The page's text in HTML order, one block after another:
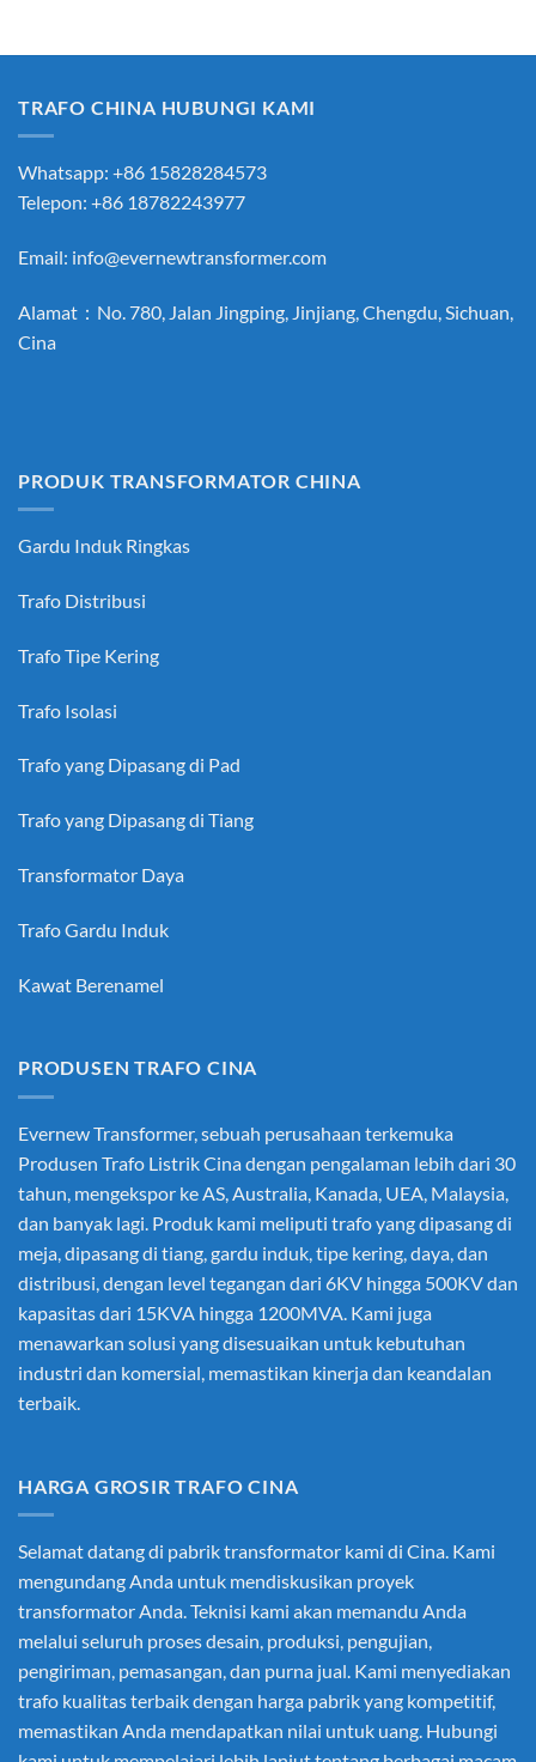
TRAFO CHINA HUBUNGI KAMI
Whatsapp: +86 15828284573
Telepon: +86 18782243977
Email: info@evernewtransformer.com
Alamat：No. 780, Jalan Jingping, Jinjiang, Chengdu, Sichuan,
Cina
PRODUK TRANSFORMATOR CHINA
Gardu Induk Ringkas
Trafo Distribusi
Trafo Tipe Kering
Trafo Isolasi
Trafo yang Dipasang di Pad
Trafo yang Dipasang di Tiang
Transformator Daya
Trafo Gardu Induk
Kawat Berenamel
PRODUSEN TRAFO CINA
Evernew Transformer, sebuah perusahaan terkemuka
Produsen Trafo Listrik Cinadengan pengalaman lebih dari 30
tahun, mengekspor ke AS, Australia, Kanada, UEA, Malaysia,
dan banyak lagi. Produk kami meliputi trafo yang dipasang di
meja, dipasang di tiang, gardu induk, tipe kering, daya, dan
distribusi, dengan level tegangan dari 6KV hingga 500KV dan
kapasitas dari 15KVA hingga 1200MVA. Kami juga
menawarkan solusi yang disesuaikan untuk kebutuhan
industri dan komersial, memastikan kinerja dan keandalan
terbaik.
HARGA GROSIR TRAFO CINA
Selamat datang di pabrik transformator kami di Cina. Kami
mengundang Anda untuk mendiskusikan proyek
transformator Anda. Teknisi kami akan memandu Anda
melalui seluruh proses desain, produksi, pengujian,
pengiriman, pemasangan, dan purna jual. Kami menyediakan
trafo kualitas terbaik dengan harga pabrik yang kompetitif,
memastikan Anda mendapatkan nilai untuk uang. Hubungi